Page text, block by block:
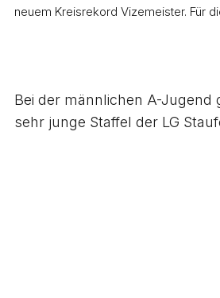
neuem Kreisrekord Vizemeister. Für
Bei der männlichen A-Jugend
sehr junge Staffel der LG